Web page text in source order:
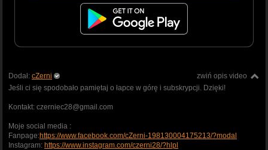
zwiń opis video
Dodał: cZerni
Jeśli ci się spodobało pamiętaj o łapce w górę i subskrypcji. Dzięki!
Kontakt: czerniec28@gmail.com
Moje social media :
Fanpage:https://www.facebook.com/cZerni-198130004175213/?modal
Instagram: https://www.instagram.com/czerni28/?hlpl